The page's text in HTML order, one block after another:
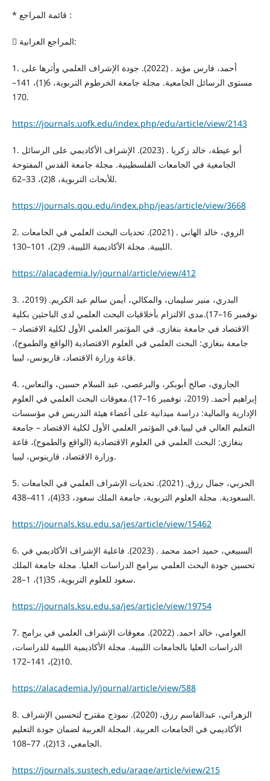
* قائمة المراجع :
 المراجع العرابية:
1. أحمد، فارس مؤيد . (2022). جودة الإشراف العلمي وأثرها على
مستوى الرسائل الجامعية. مجلة جامعة الخرطوم التربوية، 6(1)، 141–
170.
https://journals.uofk.edu/index.php/edu/article/view/2143
1. أبو عيطة، خالد زكريا . (2023). الإشراف الأكاديمي على الرسائل
الجامعية في الجامعات الفلسطينية. مجلة جامعة القدس المفتوحة
للأبحاث التربوية، 8(2)، 33–62.
https://journals.qou.edu/index.php/jeas/article/view/3668
2. الزوي، خالد الهاني . (2021). تحديات البحث العلمي في الجامعات
الليبية. مجلة الأكاديمية الليبية، 9(2)، 101–130.
https://alacademia.ly/journal/article/view/412
3. البدري، منير سليمان، والمكالي، أيمن سالم عبد الكريم. (2019،
نوفمبر 16–17).مدى الالتزام بأخلاقيات البحث العلمي لدى الباحثين بكلية
الاقتصاد في جامعة بنغازي. في المؤتمر العلمي الأول لكلية الاقتصاد –
جامعة بنغازي: البحث العلمي في العلوم الاقتصادية (الواقع والطموح)،
قاعة وزارة الاقتصاد، قاريونس، ليبيا.
4. الجازوي، صالح أبوبكر، والبرعصي، عبد السلام حسين، والنعاس،
إبراهيم أحمد. (2019، نوفمبر 16–17).معوقات البحث العلمي في العلوم
الإدارية والمالية: دراسة ميدانية على أعضاء هيئة التدريس في مؤسسات
التعليم العالي في ليبيا.في المؤتمر العلمي الأول لكلية الاقتصاد – جامعة
بنغازي: البحث العلمي في العلوم الاقتصادية (الواقع والطموح)، قاعة
وزارة الاقتصاد، قارينوس، ليبيا.
5. الحربي، جمال رزق. (2021). تحديات الإشراف العلمي في الجامعات
السعودية. مجلة العلوم التربوية، جامعة الملك سعود، 33(4)، 411–438.
https://journals.ksu.edu.sa/jes/article/view/15462
6. السبيعي، حميد احمد محمد . (2023). فاعلية الإشراف الأكاديمي في
تحسين جودة البحث العلمي ببرامج الدراسات العليا. مجلة جامعة الملك
سعود للعلوم التربوية، 35(1)، 1–28.
https://journals.ksu.edu.sa/jes/article/view/19754
7. العوامي، خالد احمد. (2022). معوقات الإشراف العلمي في برامج
الدراسات العليا بالجامعات الليبية. مجلة الأكاديمية الليبية للدراسات،
10(2)، 141–172.
https://alacademia.ly/journal/article/view/588
8. الزهراني، عبدالقاسم رزق، (2020). نموذج مقترح لتحسين الإشراف
الأكاديمي في الجامعات العربية. المجلة العربية لضمان جودة التعليم
الجامعي، 13(2)، 77–108.
https://journals.sustech.edu/araqe/article/view/215